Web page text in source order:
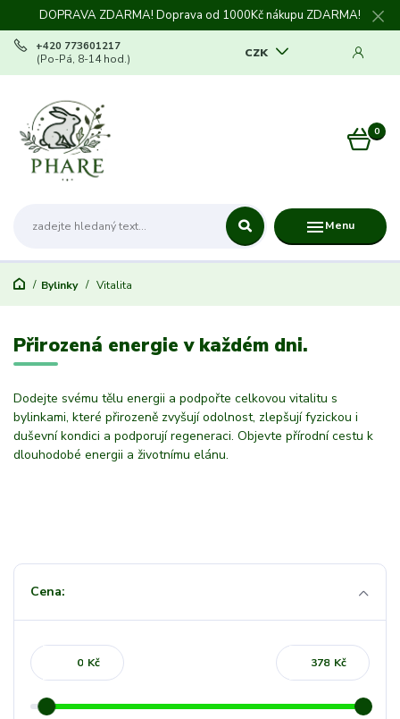
DOPRAVA ZDARMA! Doprava od 1000Kč nákupu ZDARMA!
Menu
CZK
+420 773601217
(Po-Pá, 8-14 hod.)
0
Bylinky Vitalita
Přirozená energie v každém dni.
Dodejte svému tělu energii a podpořte celkovou vitalitu s
bylinkami, které přirozeně zvyšují odolnost, zlepšují fyzickou i
duševní kondici a podporují regeneraci. Objevte přírodní cestu k
dlouhodobé energii a životnímu elánu.
Cena:
Kč Kč